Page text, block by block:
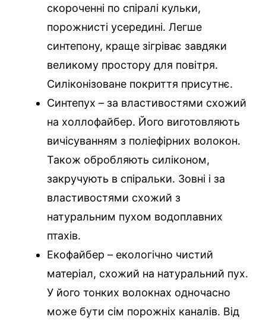
скороченні по спіралі кульки,
порожнисті усередині. Легше
синтепону, краще зігріває завдяки
великому простору для повітря.
Силіконізоване покриття присутнє.
Синтепух – за властивостями схожий
на холлофайбер. Його виготовляють
вичісуванням з поліефірних волокон.
Також обробляють силіконом,
закручують в спіральки. Зовні і за
властивостями схожий з
натуральним пухом водоплавних
птахів.
Екофайбер – екологічно чистий
матеріал, схожий на натуральний пух.
У його тонких волокнах одночасно
може бути сім порожніх каналів. Від